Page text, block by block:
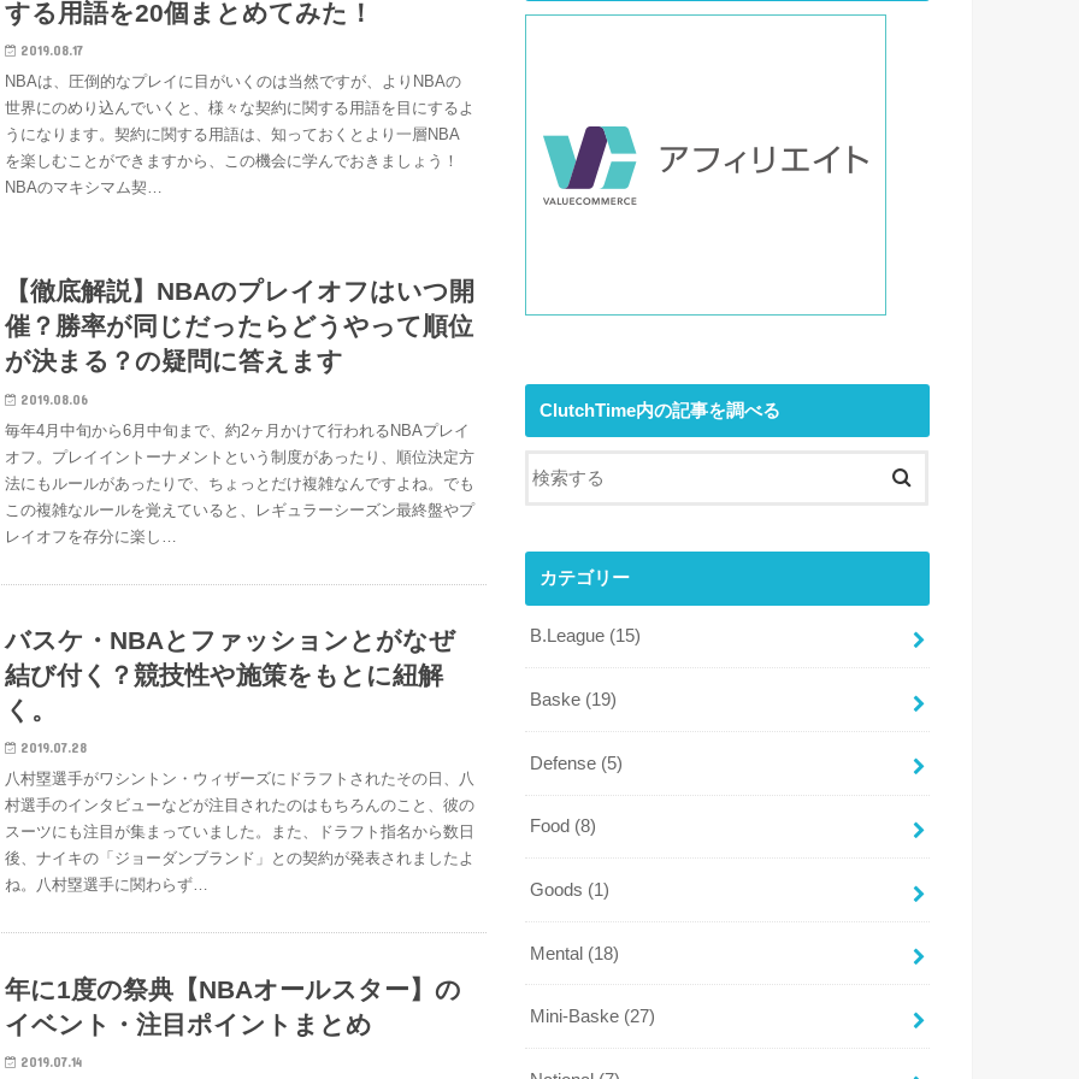
する用語を20個まとめてみた！
2019.08.17
NBAは、圧倒的なプレイに目がいくのは当然ですが、よりNBAの
世界にのめり込んでいくと、様々な契約に関する用語を目にするよ
うになります。契約に関する用語は、知っておくとより一層NBA
を楽しむことができますから、この機会に学んでおきましょう！
NBAのマキシマム契…
【徹底解説】NBAのプレイオフはいつ開
催？勝率が同じだったらどうやって順位
が決まる？の疑問に答えます
2019.08.06
毎年4月中旬から6月中旬まで、約2ヶ月かけて行われるNBAプレイ
オフ。プレイイントーナメントという制度があったり、順位決定方
法にもルールがあったりで、ちょっとだけ複雑なんですよね。でも
この複雑なルールを覚えていると、レギュラーシーズン最終盤やプ
レイオフを存分に楽し…
バスケ・NBAとファッションとがなぜ
結び付く？競技性や施策をもとに紐解
く。
2019.07.28
八村塁選手がワシントン・ウィザーズにドラフトされたその日、八
村選手のインタビューなどが注目されたのはもちろんのこと、彼の
スーツにも注目が集まっていました。また、ドラフト指名から数日
後、ナイキの「ジョーダンブランド」との契約が発表されましたよ
ね。八村塁選手に関わらず…
年に1度の祭典【NBAオールスター】の
イベント・注目ポイントまとめ
2019.07.14
ClutchTime内の記事を調べる
カテゴリー
B.League (15)
Baske (19)
Defense (5)
Food (8)
Goods (1)
Mental (18)
Mini-Baske (27)